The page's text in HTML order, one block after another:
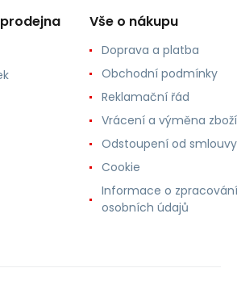
Vše o nákupu
Doprava a platba
Obchodní podmínky
Reklamační řád
Vrácení a výměna zboží
Odstoupení od smlouvy
Cookie
Informace o zpracování
osobních údajů